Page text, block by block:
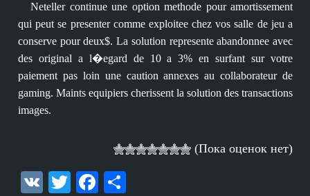
Neteller continue une option methode pour amortissement
qui peut se presenter comme exploitee chez vos salle de jeu a
conserve pour deux$. La solution represente abandonnee avec
des original a l�egard de 10 a 3% en surfant sur votre
paiement pas loin une caution annexes au collaborateur de
gaming. Maints equipiers cherissent la solution des transactions
images.
(Пока оценок нет)
VK TwitterFacebook